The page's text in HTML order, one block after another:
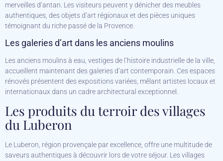
merveilles d’antan. Les visiteurs peuvent y dénicher des meubles
authentiques, des objets d’art régionaux et des pièces uniques
témoignant du riche passé de la Provence.
Les galeries d’art dans les anciens moulins
Les anciens moulins à eau, vestiges de l’histoire industrielle de la ville,
accueillent maintenant des galeries d’art contemporain. Ces espaces
rénovés présentent des expositions variées, mêlant artistes locaux et
internationaux dans un cadre architectural exceptionnel.
Les produits du terroir des villages
du Luberon
Le Luberon, région provençale par excellence, offre une multitude de
saveurs authentiques à découvrir lors de votre séjour. Les villages